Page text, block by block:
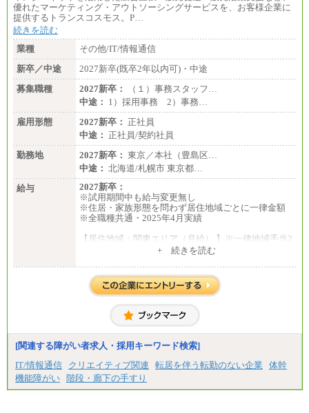
優れたマーケティング・アウトソーシングサービスを、お客様企業に
提供するトランスコスモス。P…
続きを読む
業種
その他/IT/情報通信
新卒／中途
2027新卒(既卒2年以内可)・中途
募集職種
2027新卒：
（１）事務スタッフ…
中途： 1）採用事務 2）事務…
雇用形態
2027新卒： 正社員
中途： 正社員/契約社員
勤務地
2027新卒： 東京／本社（豊島区…
中途： 北海道/札幌市 東京都…
給与
2027新卒：
※試用期間中も給与変更無し
※住居・家族形態を問わず居住地域ごとに一律金額
※全職種共通・2025年4月実績
【居住地域：関東エリア（月給） 】※一律地域手当2
大学卒：250,000円
高専卒：244,800円
短大・専門3年制卒：235,300円
専門1年制卒：212,900円
【居住地域：関西エリア（月給） 】※一律地域手当1
5,000円含む
大学院卒：266,100円
大学卒：240,000円
高専卒：234,800円
短大・専門3年制卒：225,300円
+ 続きを読む
[関連する障がい者求人・採用キーワード検索]
IT/情報通信
クリエイティブ関連 転居を伴う転勤のない企業
体幹
機能障がい 階段・廊下の手すり